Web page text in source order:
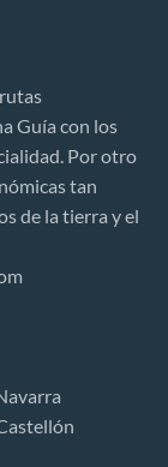
Guía con los
Por otro
tan
de la tierra y el